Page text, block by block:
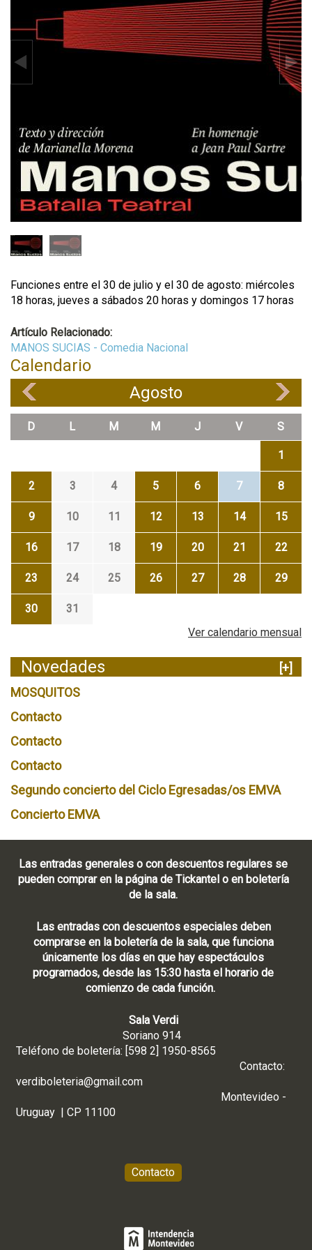
Funciones entre el 30 de julio y el 30 de agosto: miércoles
18 horas, jueves a sábados 20 horas y domingos 17 horas
Artículo Relacionado:
MANOS SUCIAS - Comedia Nacional
Calendario
Agosto
D L M M J V S
1
2 3 4 5 6 7 8
9 10 11 12 13 14 15
16 17 18 19 20 21 22
23 24 25 26 27 28 29
30
31
Ver calendario mensual
Novedades
[+]
MOSQUITOS
Contacto
Contacto
Contacto
Segundo concierto del Ciclo Egresadas/os EMVA
Concierto EMVA
Las entradas generales o con descuentos regulares se
pueden comprar en la página de Tickantel o en boletería
de la sala.
Las entradas con descuentos especiales deben
comprarse en la boletería de la sala, que funciona
únicamente los días en que hay espectáculos
programados, desde las 15:30 hasta el horario de
comienzo de cada función.
Sala Verdi
Soriano 914
Teléfono de boletería: [598 2] 1950-8565
Contacto:
verdiboleteria@gmail.com
Montevideo -
Uruguay | CP 11100
Contacto